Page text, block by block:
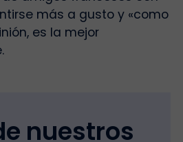
más a gusto y «como
es la mejor
nuestros